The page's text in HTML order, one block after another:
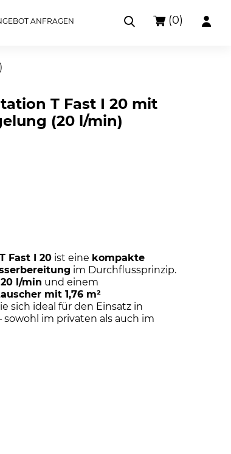
ANFRAGEN (0)
T Fast I 20 mit
(20 l/min)
Fast I 20 ist eine kompakte
im Durchflussprinzip.
l/min und einem
mit 1,76 m²
sich ideal für den Einsatz in
im privaten als auch im